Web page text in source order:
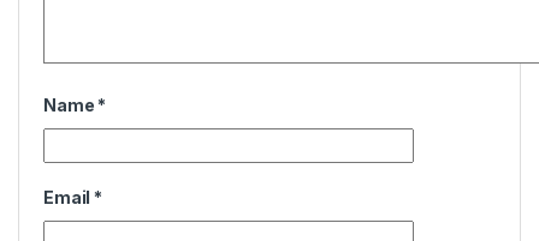
Name *
Email *